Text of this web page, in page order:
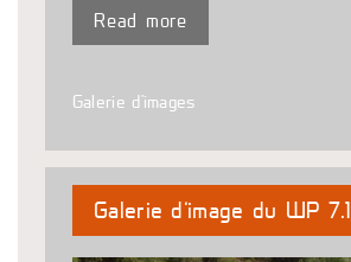
Read more
Galerie d'images
Galerie d’image du WP 7.1